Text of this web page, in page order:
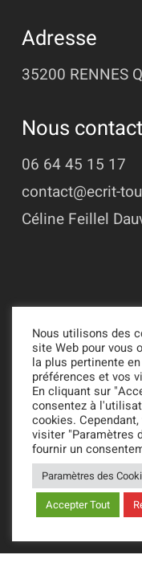
Adresse
35200 RENNES
Nous
06 64 45 15 17
contact@ecrit-
Céline Feillel
© 2022 - 2026
Suivi du site par
de sites web et
Mentions
Politique de
Nous utilisons des
site Web pour vous
la plus pertinente
préférences et vos
En cliquant sur
consentez à
cookies.
visiter "Paramètres
fournir un
Paramètres des
Accepter Tout